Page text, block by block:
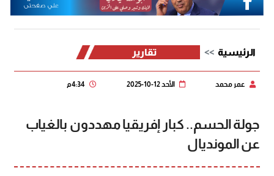
الرئيسية تقارير
عمر محمد الأحد 12-10-2025 4:34 م
جولة الحسم.. كبار إفريقيا مهددون بالغياب
عن المونديال